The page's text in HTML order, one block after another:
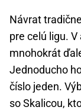
Návrat
pre celú ligu.
mnohokrát
Jednoducho
číslo jeden.
so Skalicou,